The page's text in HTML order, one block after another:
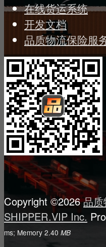
在线货运系统
开发文档
品质物流保险服
Copyright ©2026品
SHIPPER.VIP Inc.
ms; Memory 2.40 MB